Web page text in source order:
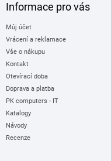
Informace pro vás
Můj účet
Vrácení a reklamace
Vše o nákupu
Kontakt
Otevírací doba
Doprava a platba
PK computers - IT
Katalogy
Návody
Recenze